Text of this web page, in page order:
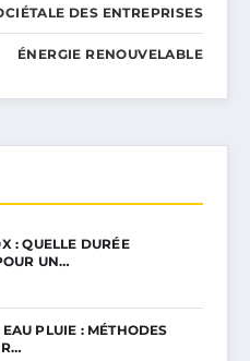
DES ENTREPRISES
ÉNERGIE RENOUVELABLE
: QUELLE DURÉE
UN…
PLUIE : MÉTHODES